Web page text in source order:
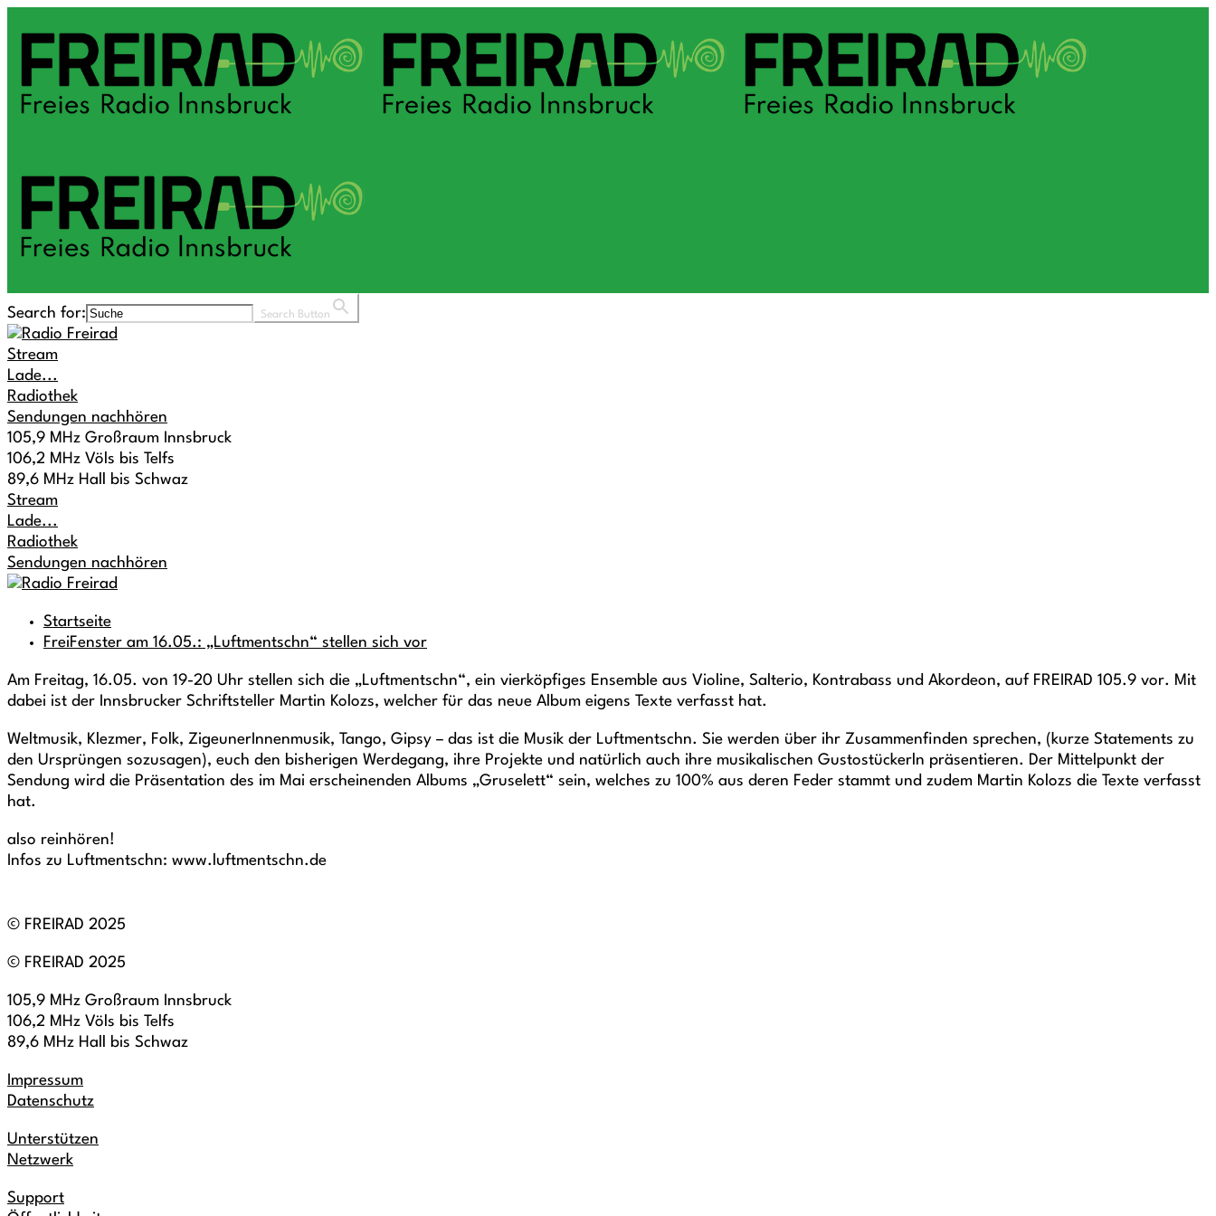
Search for: Search Button
Stream
Lade...
Radiothek
Sendungen nachhören
105,9 MHz Großraum Innsbruck
106,2 MHz Völs bis Telfs
89,6 MHz Hall bis Schwaz
Stream
Lade...
Radiothek
Sendungen nachhören
Startseite
FreiFenster am 16.05.: „Luftmentschn“ stellen sich vor
Am Freitag, 16.05. von 19-20 Uhr stellen sich die „Luftmentschn“, ein vierköpfiges Ensemble aus Violine, Salterio, Kontrabass und Akordeon, auf FREIRAD 105.9 vor. Mit
dabei ist der Innsbrucker Schriftsteller Martin Kolozs, welcher für das neue Album eigens Texte verfasst hat.
Weltmusik, Klezmer, Folk, ZigeunerInnenmusik, Tango, Gipsy – das ist die Musik der Luftmentschn. Sie werden über ihr Zusammenfinden sprechen, (kurze Statements zu
den Ursprüngen sozusagen), euch den bisherigen Werdegang, ihre Projekte und natürlich auch ihre musikalischen Gustostückerln präsentieren. Der Mittelpunkt der
Sendung wird die Präsentation des im Mai erscheinenden Albums „Gruselett“ sein, welches zu 100% aus deren Feder stammt und zudem Martin Kolozs die Texte verfasst
hat.
also reinhören!
Infos zu Luftmentschn: www.luftmentschn.de
© FREIRAD 2025
© FREIRAD 2025
105,9 MHz Großraum Innsbruck
106,2 MHz Völs bis Telfs
89,6 MHz Hall bis Schwaz
Impressum
Datenschutz
Unterstützen
Netzwerk
Support